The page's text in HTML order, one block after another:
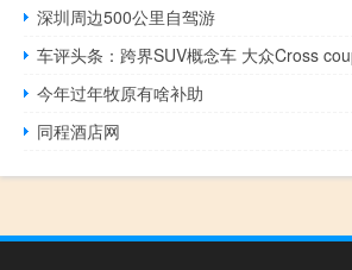
深圳周边500公里自驾游
车评头条：跨界SUV概念车 大众Cross
今年过年牧原有啥补助
同程酒店网